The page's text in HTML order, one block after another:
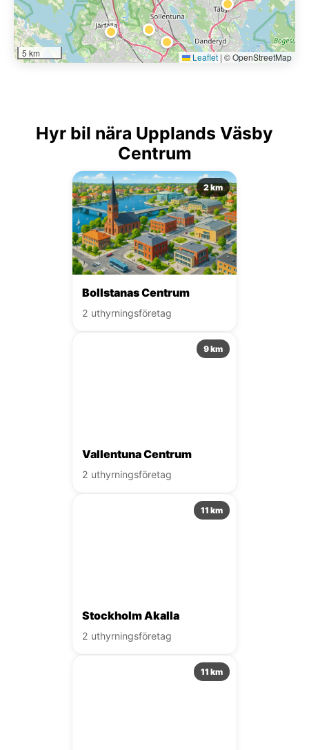
5 km Leaflet | © OpenStreetMap
Hyr bil nära Upplands Väsby
Centrum
2 km
Bollstanas Centrum
2 uthyrningsföretag
9 km
Vallentuna Centrum
2 uthyrningsföretag
11 km
Stockholm Akalla
2 uthyrningsföretag
11 km